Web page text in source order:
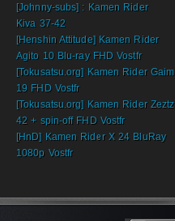
[Johnny-subs] : Kamen Rider
Kiva 37-42
[Henshin Attitude] Kamen Rider
Agito 10 Blu-ray FHD Vostfr
[Tokusatsu.org] Kamen Rider Gaim
19 FHD Vostfr
[Tokusatsu.org] Kamen Rider Zeztz
42 + spin-off FHD Vostfr
[HnD] Kamen Rider X 24 BluRay
1080p Vostfr